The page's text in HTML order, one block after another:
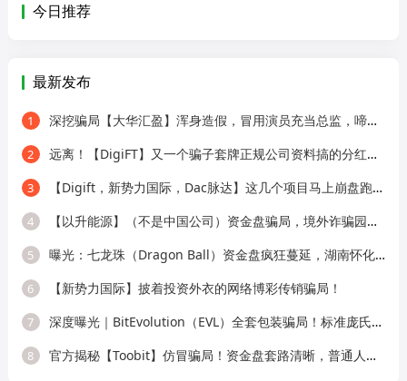
今日推荐
最新发布
1 深挖骗局【大华汇盈】浑身造假，冒用演员充当总监，啼笑皆非！
2 远离！【DigiFT】又一个骗子套牌正规公司资料搞的分红类资金盘骗局！
3 【Digift，新势力国际，Dac脉达】这几个项目马上崩盘跑路，别再被骗了！
4 【以升能源】（不是中国公司）资金盘骗局，境外诈骗园区所开，单割会员，即
5 曝光：七龙珠（Dragon Ball）资金盘疯狂蔓延，湖南怀化、新化已成高危重灾区，
6 【新势力国际】披着投资外衣的网络博彩传销骗局！
7 深度曝光｜BitEvolution（EVL）全套包装骗局！标准庞氏资金盘，多层拉人头 + 逆天
8 官方揭秘【Toobit】仿冒骗局！资金盘套路清晰，普通人别再上当！